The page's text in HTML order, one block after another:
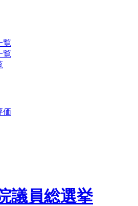
覧
覧
価
議員総選挙